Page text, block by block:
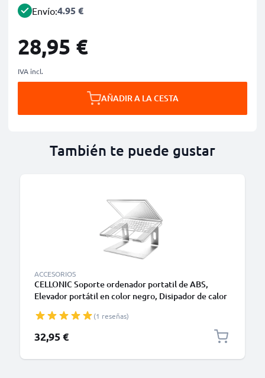
Envío:4.95 €
28,95 €
IVA incl.
AÑADIR A LA CESTA
También te puede gustar
ACCESORIOS
CELLONIC Soporte ordenador portatil de ABS,
Elevador portátil en color negro, Disipador de calor
Enfriador
(1 reseñas)
32,95 €